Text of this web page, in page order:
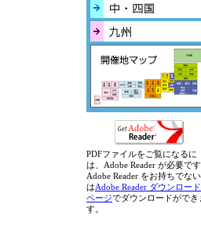
PDFファイルをご覧になるに
は、Adobe Reader が必要です
Adobe Reader をお持ちでな
はAdobe Reader ダウンロー
ページでダウンロードができ
す。